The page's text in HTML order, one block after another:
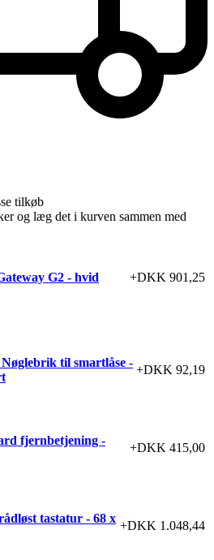
tilkøb
og læg det i kurven sammen med
G2 - hvid +DKK 901,25
til smartlåse -
+DKK 92,19
fjernbetjening -
+DKK 415,00
tastatur - 68 x
+DKK 1.048,44